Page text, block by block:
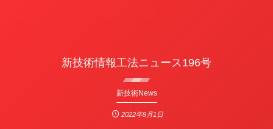
新技術情報工法ニュース196号
新技術News
2022年9月1日